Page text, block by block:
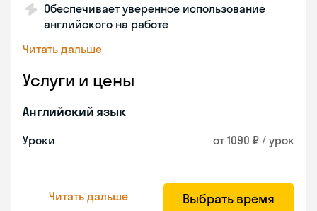
Обеспечивает уверенное использование
английского на работе
Читать дальше
Услуги и цены
Английский язык
Уроки от 1090 ₽ / урок
Читать дальше Выбрать время